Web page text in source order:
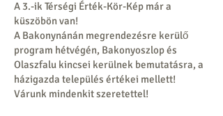
A 3.-ik Térségi Érték-Kör-Kép már a
küszöbön van!
A Bakonynánán megrendezésre kerülő
program hétvégén, Bakonyoszlop és
Olaszfalu kincsei kerülnek bemutatásra, a
házigazda település értékei mellett!
Várunk mindenkit szeretettel!